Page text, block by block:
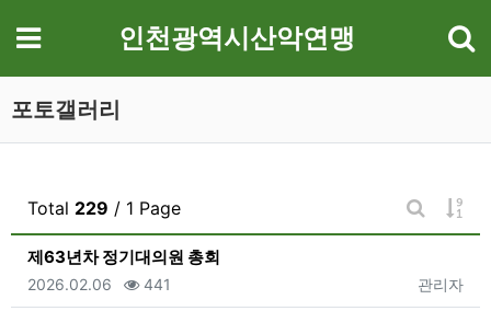
메뉴 인천광역시산악연맹
포토갤러리
Total 229 / 1 Page
게시판 검
게
제63년차 정기대의원 총회
등록자
관리자
등록일
2026.02.06 조회
441